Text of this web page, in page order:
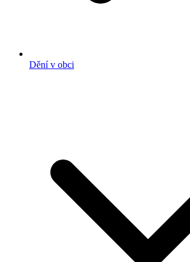
Dění v obci